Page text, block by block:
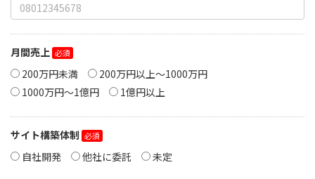
月間売上
200万円未満
200万円以上〜1000万円
1000万円〜1億円
1億円以上
サイト構築体制
自社開発
他社に委託 未定